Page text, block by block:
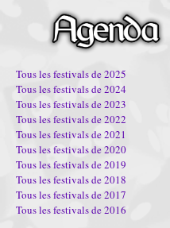
Tous les festivals de 2025
Tous les festivals de 2024
Tous les festivals de 2023
Tous les festivals de 2022
Tous les festivals de 2021
Tous les festivals de 2020
Tous les festivals de 2019
Tous les festivals de 2018
Tous les festivals de 2017
Tous les festivals de 2016